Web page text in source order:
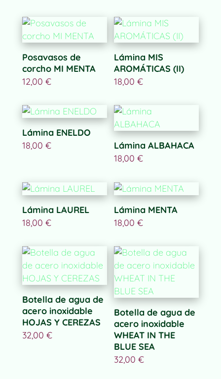
Posavasos de
corcho MI MENTA
12,00 €
Lámina MIS
AROMÁTICAS (II)
18,00€
Lámina ENELDO
18,00 €
Lámina ALBAHACA
18,00€
Lámina LAUREL
18,00 €
Lámina MENTA
18,00€
Botella de agua de
acero inoxidable
HOJAS Y CEREZAS
32,00 €
Botella de agua de
acero inoxidable
WHEAT IN THE
BLUE SEA
32,00€